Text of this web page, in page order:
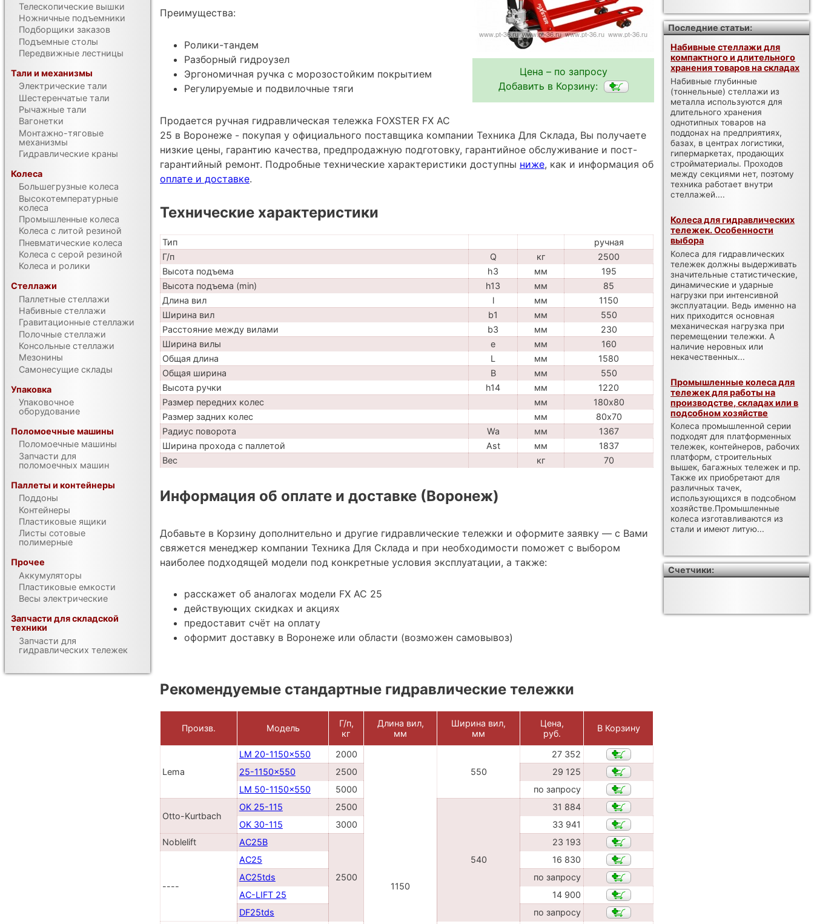
Цена – по запросу
Добавить в Корзину:
Преимущества:
Ролики-тандем
Разборный гидроузел
Эргономичная ручка с морозостойким покрытием
Регулируемые и подвилочные тяги
Продается ручная гидравлическая тележка FOXSTER FX AC
25 в Воронеже - покупая у официального поставщика компании Техника Для Склада, Вы получаете
низкие цены, гарантию качества, предпродажную подготовку, гарантийное обслуживание и пост-
гарантийный ремонт. Подробные технические характеристики доступны ниже, как и информация об
оплате и доставке.
Технические характеристики
Тип
ручная
Г/п
Q кг
2500
Высота подъема
h3 мм
195
Высота подъема (min)
h13 мм
85
Длина вил
l мм
1150
Ширина вил
b1 мм
550
Расстояние между вилами
b3 мм
230
Ширина вилы
e мм
160
Общая длина
L мм
1580
Общая ширина
B мм
550
Высота ручки
h14 мм
1220
Размер передних колес
мм
180х80
Размер задних колес
мм
80х70
Радиус поворота
Wa мм
1367
Ширина прохода с паллетой
Ast мм
1837
Вес
кг 70
Информация об оплате и доставке (Воронеж)
Добавьте в Корзину дополнительно и другие гидравлические тележки и оформите заявку — с Вами
свяжется менеджер компании Техника Для Склада и при необходимости поможет с выбором
наиболее подходящей модели под конкретные условия эксплуатации, а также:
расскажет об аналогах модели FX AC 25
действующих скидках и акциях
предоставит счёт на оплату
оформит доставку в Воронеже или области (возможен самовывоз)
Рекомендуемые стандартные гидравлические тележки
Произв. Модель
Г/п,
кг
Длина вил,
мм
Ширина вил,
мм
Цена,
руб.
В Корзину
Lema
LM 20-1150x550 2000
1150
550
27 352
25-1150x550
2500
29 125
LM 50-1150x550
5000 по запросу
Otto-Kurtbach
OK 25-115 2500
540
31 884
OK 30-115
3000
33 941
Noblelift
AC25B
2500
23 193
----
AC25
16 830
AC25tds
по запросу
AC-LIFT 25
14 900
DF25tds
по запросу
Телескопические вышки
Ножничные подъемники
Подборщики заказов
Подъемные столы
Передвижные лестницы
Тали и механизмы
Электрические тали
Шестеренчатые тали
Рычажные тали
Вагонетки
Монтажно-тяговые
механизмы
Гидравлические краны
Колеса
Большегрузные колеса
Высокотемпературные
колеса
Промышленные колеса
Колеса с литой резиной
Пневматические колеса
Колеса с серой резиной
Колеса и ролики
Стеллажи
Паллетные стеллажи
Набивные стеллажи
Гравитационные стеллажи
Полочные стеллажи
Консольные стеллажи
Мезонины
Самонесущие склады
Упаковка
Упаковочное
оборудование
Поломоечные машины
Поломоечные машины
Запчасти для
поломоечных машин
Паллеты и контейнеры
Поддоны
Контейнеры
Пластиковые ящики
Листы сотовые
полимерные
Прочее
Аккумуляторы
Пластиковые емкости
Весы электрические
Запчасти для складской
техники
Запчасти для
гидравлических тележек
Последние статьи:
Набивные стеллажи для
компактного и длительного
хранения товаров на складах
Набивные глубинные
(тоннельные) стеллажи из
металла используются для
длительного хранения
однотипных товаров на
поддонах на предприятиях,
базах, в центрах логистики,
гипермаркетах, продающих
стройматериалы. Проходов
между секциями нет, поэтому
техника работает внутри
стеллажей....
Колеса для гидравлических
тележек. Особенности
выбора
Колеса для гидравлических
тележек должны выдерживать
значительные статистические,
динамические и ударные
нагрузки при интенсивной
эксплуатации. Ведь именно на
них приходится основная
механическая нагрузка при
перемещении тележки. А
наличие неровных или
некачественных...
Промышленные колеса для
тележек для работы на
производстве, складах или в
подсобном хозяйстве
Колеса промышленной серии
подходят для платформенных
тележек, контейнеров, рабочих
платформ, строительных
вышек, багажных тележек и пр.
Также их приобретают для
различных тачек,
использующихся в подсобном
хозяйстве.Промышленные
колеса изготавливаются из
стали и имеют литую...
Счетчики: